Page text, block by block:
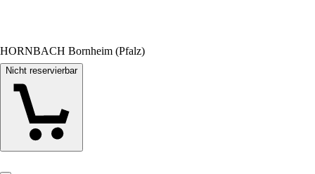
HORNBACH Bornheim (Pfalz)
Nicht reservierbar